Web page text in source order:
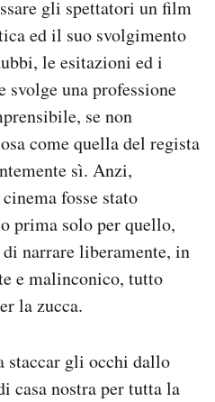
gli spettatori un film
ed il suo svolgimento
le esitazioni ed i
svolge una professione
se non
come quella del regista
sì. Anzi,
fosse stato
prima solo per quello,
narrare liberamente, in
e malinconico, tutto
la zucca.
staccar gli occhi dallo
casa nostra per tutta la